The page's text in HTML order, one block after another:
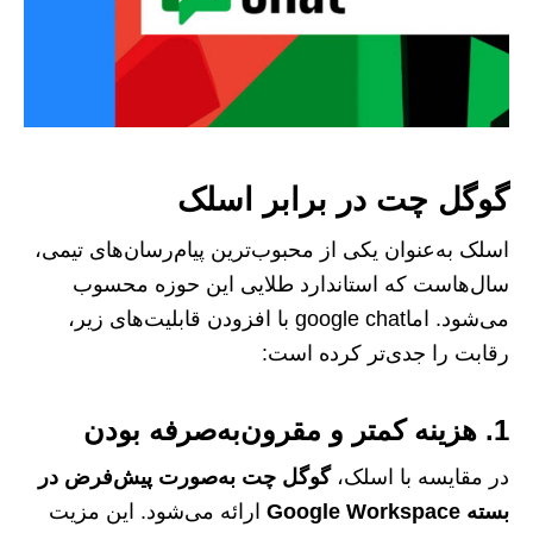
گوگل چت در برابر اسلک
اسلک به‌عنوان یکی از محبوب‌ترین پیام‌رسان‌های تیمی،
سال‌هاست که استاندارد طلایی این حوزه محسوب
می‌شود. اماgoogle chat با افزودن قابلیت‌های زیر،
رقابت را جدی‌تر کرده است:
1. هزینه کمتر و مقرون‌به‌صرفه بودن
در مقایسه با اسلک،گوگل چت به‌صورت پیش‌فرض در
بسته Google Workspace
ارائه می‌شود. این مزیت